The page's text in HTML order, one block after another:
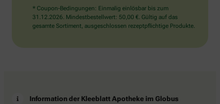
* Coupon-Bedingungen: Einmalig einlösbar bis zum
31.12.2026. Mindestbestellwert: 50,00 €. Gültig auf das
gesamte Sortiment, ausgeschlossen rezeptpflichtige Produkte.
Information der Kleeblatt Apotheke im Globus